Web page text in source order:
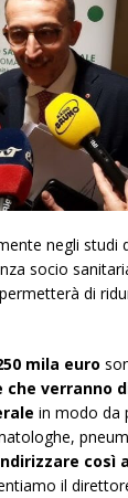
negli studi
socio
di
mila euro
verranno
in modo da
così
il